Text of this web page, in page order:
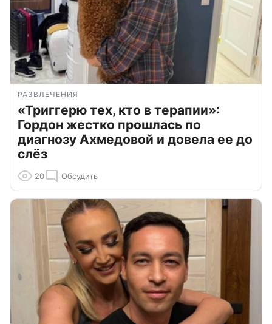
РАЗВЛЕЧЕНИЯ
«Триггерю тех, кто в терапии»:
Гордон жестко прошлась по
диагнозу Ахмедовой и довела ее до
слёз
20 Обсудить